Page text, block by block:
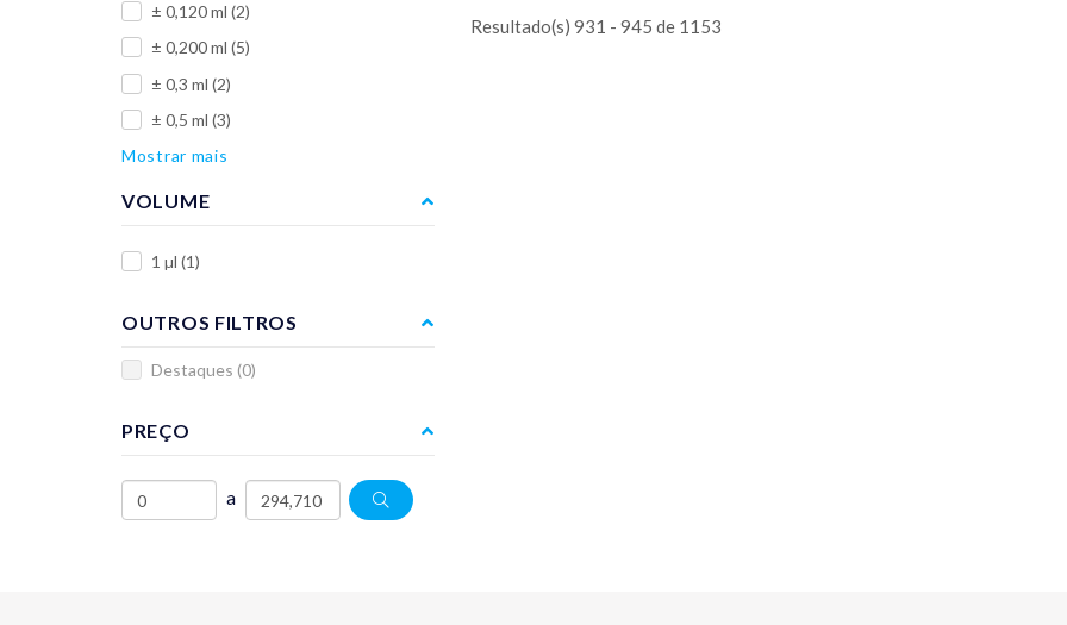
Resultado(s) 931 - 945 de 1153
± 0,120 ml (2)
± 0,200 ml (5)
± 0,3 ml (2)
± 0,5 ml (3)
Mostrar mais
VOLUME
1 µl (1)
OUTROS FILTROS
Destaques (0)
PREÇO
a